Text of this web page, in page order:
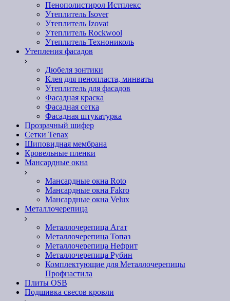
Пенополистирол Истплекс
Утеплитель Isover
Утеплитель Izovat
Утеплитель Rockwool
Утеплитель Технониколь
Утепления фасадов
Дюбеля зонтики
Клея для пенопласта, минваты
Утеплитель для фасадов
Фасадная краска
Фасадная сетка
Фасадная штукатурка
Прозрачный шифер
Сетки Tenax
Шиповидная мембрана
Кровельные пленки
Мансардные окна
Мансардные окна Roto
Мансардные окна Fakro
Мансардные окна Velux
Металлочерепица
Металлочерепица Агат
Металлочерепица Топаз
Металлочерепица Нефрит
Металлочерепица Рубин
Комплектующие для Металлочерепицы
Профнастила
Плиты OSB
Подшивка свесов кровли